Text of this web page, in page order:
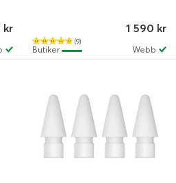
kr
(9)
1 590 kr
Webb
Butiker